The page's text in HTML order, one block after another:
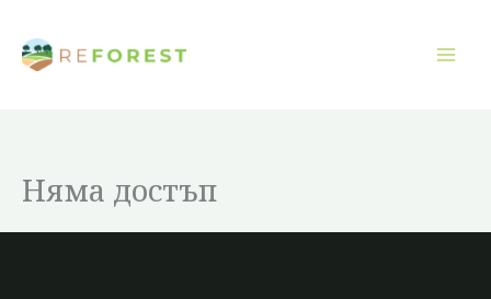
към
съдържанието
Няма достъп